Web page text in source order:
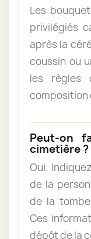
Les
privilégiés
après la
coussin ou
les règles
composition
Peut-on
cimetière ?
Oui.
de la
de la
Ces
dépôt de la